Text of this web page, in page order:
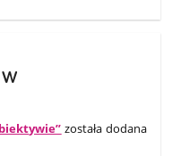
została dodana